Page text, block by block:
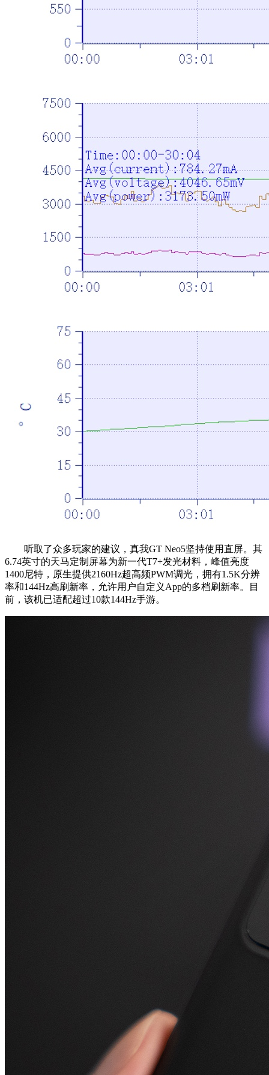
听取了众多玩家的建议，真我GT Neo5坚持使用直屏。其
6.74英寸的天马定制屏幕为新一代T7+发光材料，峰值亮度
1400尼特，原生提供2160Hz超高频PWM调光，拥有1.5K分辨
率和144Hz高刷新率，允许用户自定义App的多档刷新率。目
前，该机已适配超过10款144Hz手游。